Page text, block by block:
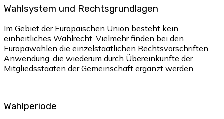
Wahlsystem und Rechtsgrundlagen
Im Gebiet der Europäischen Union besteht kein
einheitliches Wahlrecht. Vielmehr finden bei den
Europawahlen die einzelstaatlichen Rechtsvorschriften
Anwendung, die wiederum durch Übereinkünfte der
Mitgliedsstaaten der Gemeinschaft ergänzt werden.
Wahlperiode